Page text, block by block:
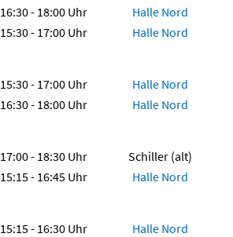
16:30 - 18:00 Uhr
Halle Nord
15:30 - 17:00 Uhr Halle Nord
15:30 - 17:00 Uhr
Halle Nord
16:30 - 18:00 Uhr Halle Nord
17:00 - 18:30 Uhr
Schiller (alt)
15:15 - 16:45 Uhr Halle Nord
15:15 - 16:30 Uhr Halle Nord